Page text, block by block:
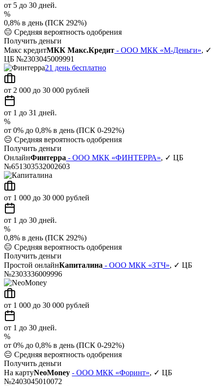
от 5 до 30 дней.
%
0,8% в день (ПСК 292%)
😐 Средняя вероятность одобрения
Получить деньги
Макс кредитМКК Макс.Кредит - ООО МКК «М-Деньги», ✓
ЦБ №2303045009991
21 день бесплатно
от 2 000 до 30 000 рублей
от 1 до 31 дней.
%
от 0% до 0,8% в день (ПСК 0-292%)
😐 Средняя вероятность одобрения
Получить деньги
ОнлайнФинтерра - ООО МКК «ФИНТЕРРА», ✓ ЦБ
№651303532002603
от 1 000 до 30 000 рублей
от 1 до 30 дней.
%
0,8% в день (ПСК 292%)
😐 Средняя вероятность одобрения
Получить деньги
Простой онлайнКапиталина - ООО МКК «ЗТЧ», ✓ ЦБ
№2303336009996
от 1 000 до 30 000 рублей
от 1 до 30 дней.
%
от 0% до 0,8% в день (ПСК 0-292%)
😐 Средняя вероятность одобрения
Получить деньги
На картуNeoMoney - ООО МКК «Форинт», ✓ ЦБ
№2403045010072